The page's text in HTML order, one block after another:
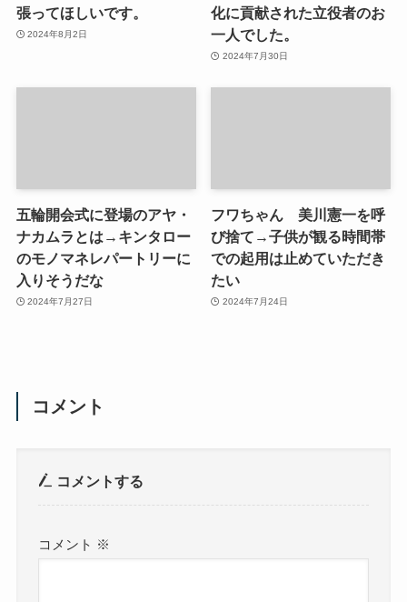
張ってほしいです。
2024年8月2日
化に貢献された立役者のお
一人でした。
2024年7月30日
五輪開会式に登場のアヤ・
ナカムラとは→キンタロー
のモノマネレパートリーに
入りそうだな
2024年7月27日
フワちゃん 美川憲一を呼
び捨て→子供が観る時間帯
での起用は止めていただき
たい
2024年7月24日
コメント
コメントする
コメント ※